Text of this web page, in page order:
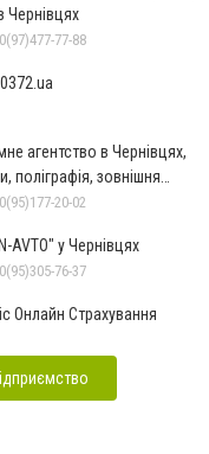
77-88
агентство в Чернівцях,
поліграфія, зовнішня
20-02
AVTO" у Чернівцях
76-37
Онлайн Страхування